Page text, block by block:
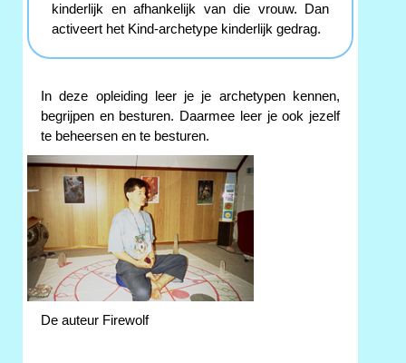
kinderlijk en afhankelijk van die vrouw. Dan
activeert het Kind-archetype kinderlijk gedrag.
In deze opleiding leer je je archetypen kennen,
begrijpen en besturen. Daarmee leer je ook jezelf
te beheersen en te besturen.
De auteur Firewolf